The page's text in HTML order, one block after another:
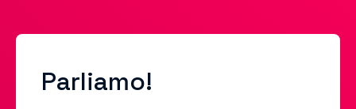
Parliamo!